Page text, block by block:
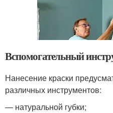
Вспомогательный
Нанесение краски
различных инструментов:
— натуральной губки;